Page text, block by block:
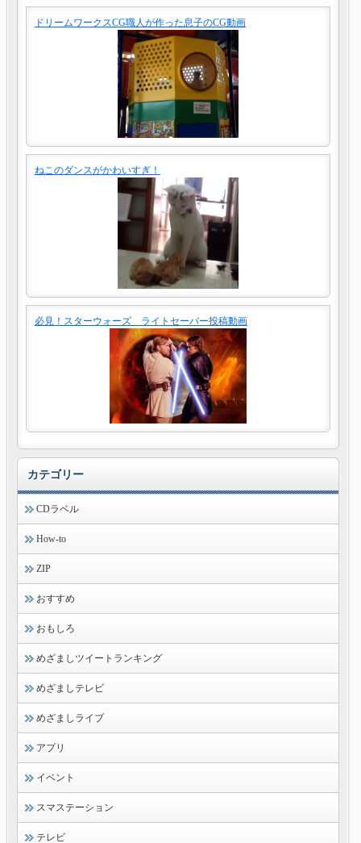
ドリームワークスCG職人が作った息子のCG動画
ねこのダンスがかわいすぎ！
必見！スターウォーズ ライトセーバー投稿動画
カテゴリー
CDラベル
How-to
ZIP
おすすめ
おもしろ
めざましツイートランキング
めざましテレビ
めざましライブ
アプリ
イベント
スマステーション
テレビ